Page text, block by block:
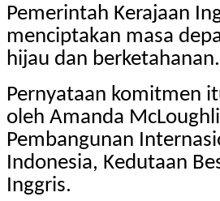
Pemerintah Kerajaan
menciptakan masa
hijau dan berketahanan.
Pernyataan komitmen
oleh Amanda
Pembangunan
Indonesia, Kedutaan
Inggris.